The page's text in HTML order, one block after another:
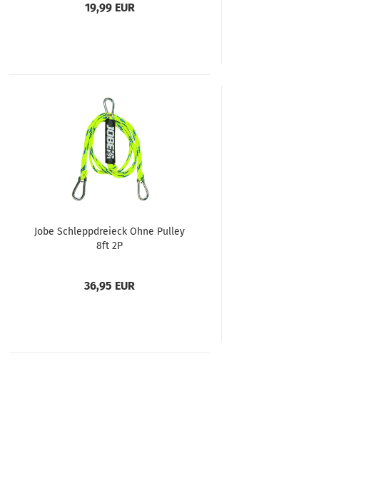
19,99 EUR
Jobe Schleppdreieck Ohne Pulley
8ft 2P
36,95 EUR